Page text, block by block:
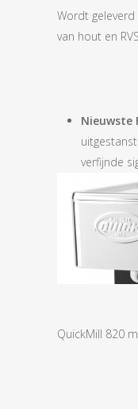
Wordt
van hout en
Nieuwste
verfijnde
QuickMill 820